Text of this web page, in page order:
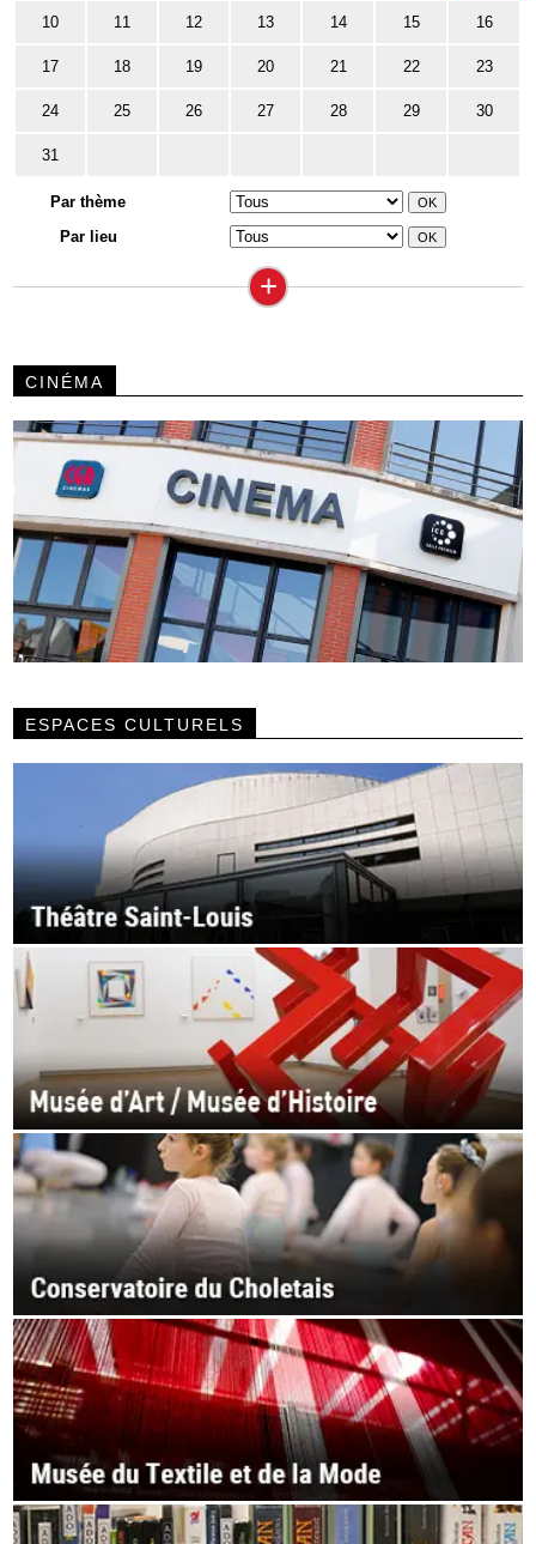
10 11 12 13 14 15 16
17 18 19 20 21 22 23
24 25 26 27 28 29 30
31
Par thème
Par lieu
+
CINÉMA
ESPACES CULTURELS